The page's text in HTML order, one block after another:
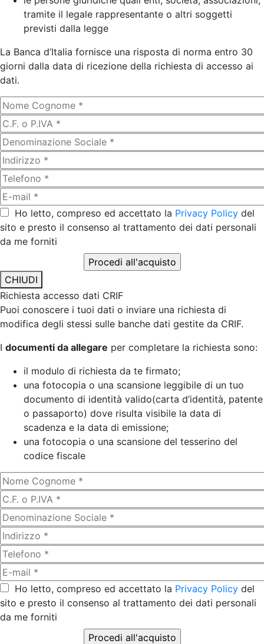
tramite il legale rappresentante o altri soggetti
previsti dalla legge
La Banca d’Italia fornisce una risposta di norma entro 30
giorni dalla data di ricezione della richiesta di accesso ai
dati.
Ho letto, compreso ed accettato la Privacy Policy del
sito e presto il consenso al trattamento dei dati personali
da me forniti
CHIUDI
Richiesta accesso dati CRIF
Puoi conoscere i tuoi dati o inviare una richiesta di
modifica degli stessi sulle banche dati gestite da CRIF.
I documenti da allegare per completare la richiesta sono:
il modulo di richiesta da te firmato;
una fotocopia o una scansione leggibile di un tuo
documento di identità valido(carta d’identità, patente
o passaporto) dove risulta visibile la data di
scadenza e la data di emissione;
una fotocopia o una scansione del tesserino del
codice fiscale
Ho letto, compreso ed accettato la Privacy Policy del
sito e presto il consenso al trattamento dei dati personali
da me forniti